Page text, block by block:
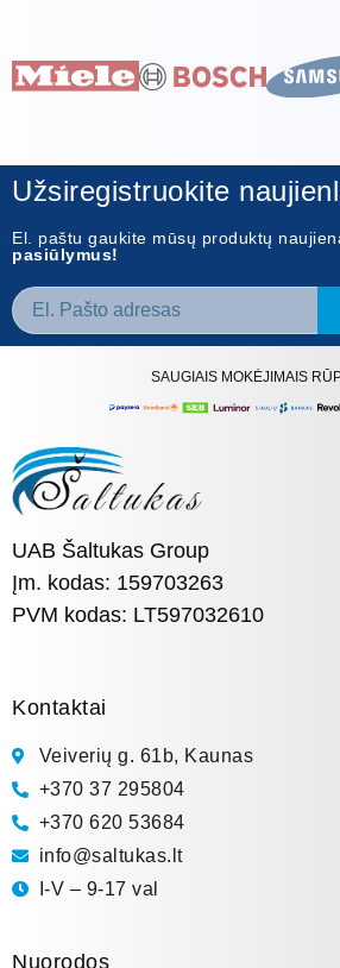
Užsiregistruokite
El. paštu gaukite mūsų produktų
pasiūlymus!
SAUGIAIS MOKĖJIMAIS
UAB Šaltukas Group
Įm. kodas: 159703263
PVM kodas: LT597032610
Kontaktai
Veiverių g. 61b, Kaunas
+370 37 295804
+370 620 53684
info@saltukas.lt
I-V – 9-17 val
Nuorodos